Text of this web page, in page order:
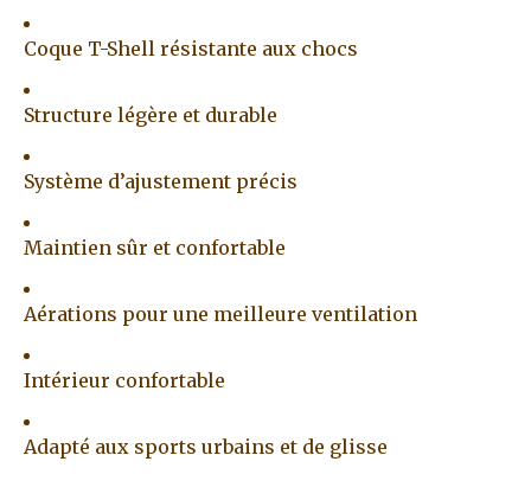
Coque T-Shell résistante aux chocs
Structure légère et durable
Système d’ajustement précis
Maintien sûr et confortable
Aérations pour une meilleure ventilation
Intérieur confortable
Adapté aux sports urbains et de glisse